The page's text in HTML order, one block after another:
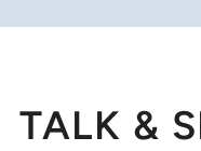
TALK &